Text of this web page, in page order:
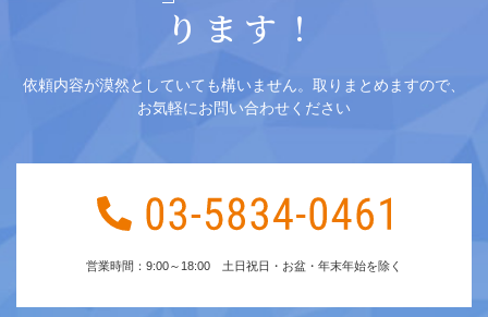
ります！
依頼内容が漠然としていても構いません。取りまとめますので、
お気軽にお問い合わせください
営業時間：9:00～18:00 土日祝日・お盆・年末年始を除く